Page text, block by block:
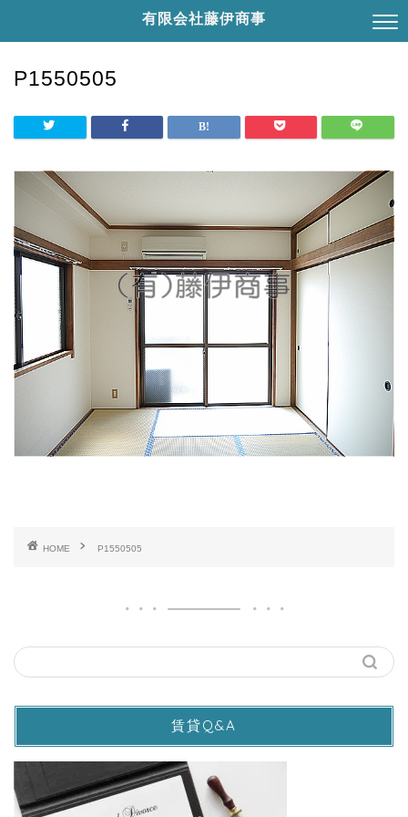
有限会社藤伊商事
P1550505
HOME P1550505
賃貸Q&A